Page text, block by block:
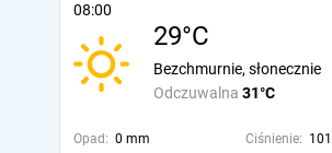
08:00
29°C
Odczuwalna 31°C
Bezchmurnie, słonecznie
Opad: 0 mm Ciśnienie: